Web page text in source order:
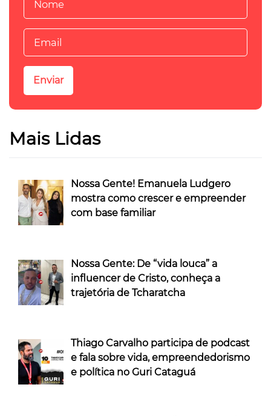
Mais Lidas
Nossa Gente! Emanuela Ludgero
mostra como crescer e empreender
com base familiar
Nossa Gente: De “vida louca” a
influencer de Cristo, conheça a
trajetória de Tcharatcha
Thiago Carvalho participa de podcast
e fala sobre vida, empreendedorismo
e política no Guri Cataguá